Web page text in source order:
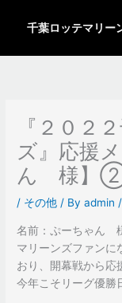
千葉ロッテマリー
『２０２
ズ』応援
ん 様】
/ その他 / Byadmin/
名前：ぷーちゃん
マリーンズファンに
おり、開幕戦から応
今年こそリーグ優勝
ー